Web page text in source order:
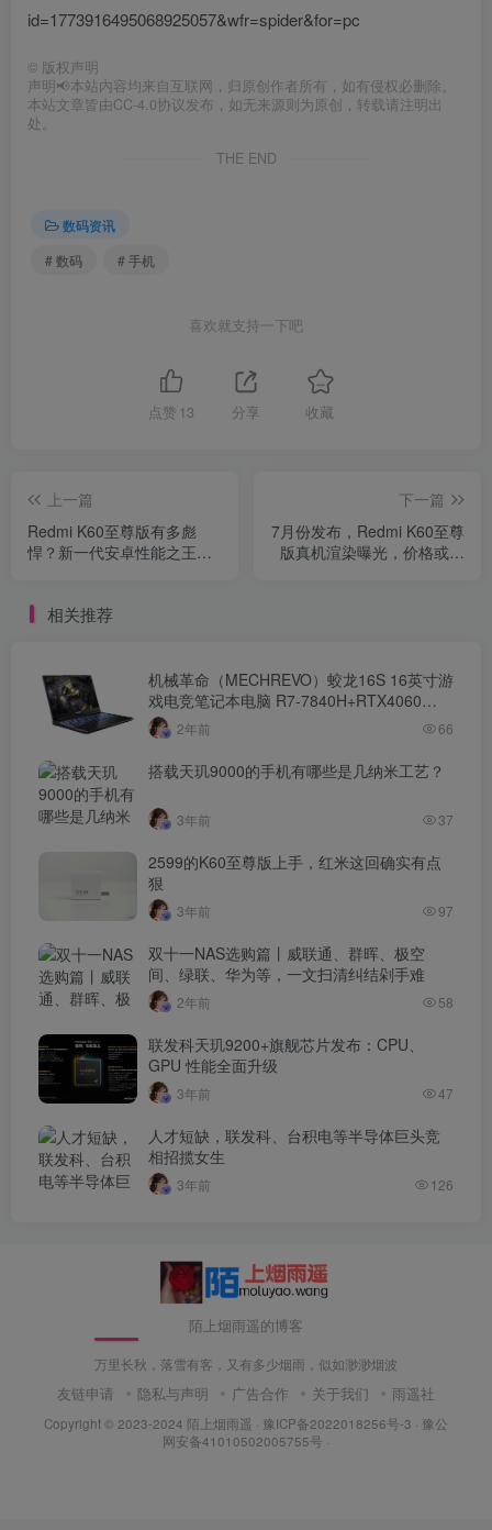
id=1773916495068925057&wfr=spider&for=pc
© 版权声明
声明📢本站内容均来自互联网，归原创作者所有，如有侵权必删除。
本站文章皆由CC-4.0协议发布，如无来源则为原创，转载请注明出
处。
THE END
数码资讯
# 数码
# 手机
喜欢就支持一下吧
点赞 13 分享 收藏
上一篇
Redmi K60至尊版有多彪
悍？新一代安卓性能之王，
下一篇
7月份发布，Redmi K60至尊
版真机渲染曝光，价格或围
相关推荐
机械革命（MECHREVO）蛟龙16S 16英寸游
戏电竞笔记本电脑 R7-7840H+RTX4060
16G 1T（官方标配）和神舟（HASEE）战神
Z8
C42654FH/Z8B6/Z8R5/Z9/Z7/Z7T/15.6/165HZ
游戏笔记本 Z7-RA5/I5-13500H/3050区别在
于它们的市场占有率？区别在于什么？
2年前 66
搭载天玑9000的手机有哪些是几纳米工艺？
3年前 37
2599的K60至尊版上手，红米这回确实有点
狠
3年前 97
双十一NAS选购篇丨威联通、群晖、极空
间、绿联、华为等，一文扫清纠结剁手难
2年前 58
联发科天玑9200+旗舰芯片发布：CPU、
GPU 性能全面升级
3年前 47
人才短缺，联发科、台积电等半导体巨头竞
相招揽女生
3年前 126
陌上烟雨遥的博客
万里长秋，落雪有客，又有多少烟雨，似如渺渺烟波
友链申请 隐私与声明 广告合作 关于我们 雨遥社
Copyright © 2023-2024 陌上烟雨遥 · 豫ICP备2022018256号-3 · 豫公
网安备41010502005755号 ·